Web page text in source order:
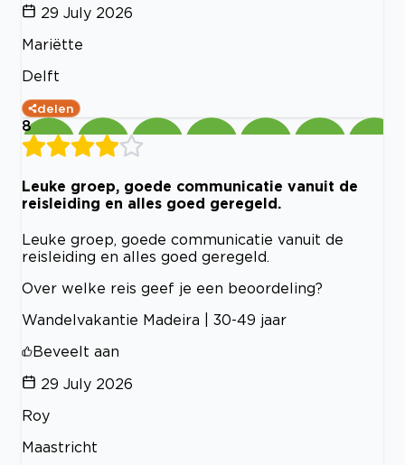
29 July 2026
Mariëtte
Delft
delen
8
Leuke groep, goede communicatie vanuit de
reisleiding en alles goed geregeld.
Leuke groep, goede communicatie vanuit de
reisleiding en alles goed geregeld.
Over welke reis geef je een beoordeling?
Wandelvakantie Madeira | 30-49 jaar
Beveelt aan
29 July 2026
Roy
Maastricht